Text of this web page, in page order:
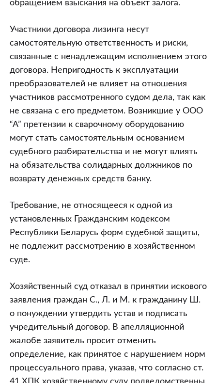
обращением взыскания на объект залога.
Участники договора лизинга несут
самостоятельную ответственность и риски,
связанные с ненадлежащим исполнением этого
договора. Непригодность к эксплуатации
преобразователей не влияет на отношения
участников рассмотренного судом дела, так как
не связана с его предметом. Возникшие у ООО
“А” претензии к сварочному оборудованию
могут стать самостоятельным основанием
судебного разбирательства и не могут влиять
на обязательства солидарных должников по
возврату денежных средств банку.
Требование, не относящееся к одной из
установленных Гражданским кодексом
Республики Беларусь форм судебной защиты,
не подлежит рассмотрению в хозяйственном
суде.
Хозяйственный суд отказал в принятии искового
заявления граждан С., Л. и М. к гражданину Ш.
о понуждении утвердить устав и подписать
учредительный договор. В апелляционной
жалобе заявитель просит отменить
определение, как принятое с нарушением норм
процессуального права, указав, что согласно ст.